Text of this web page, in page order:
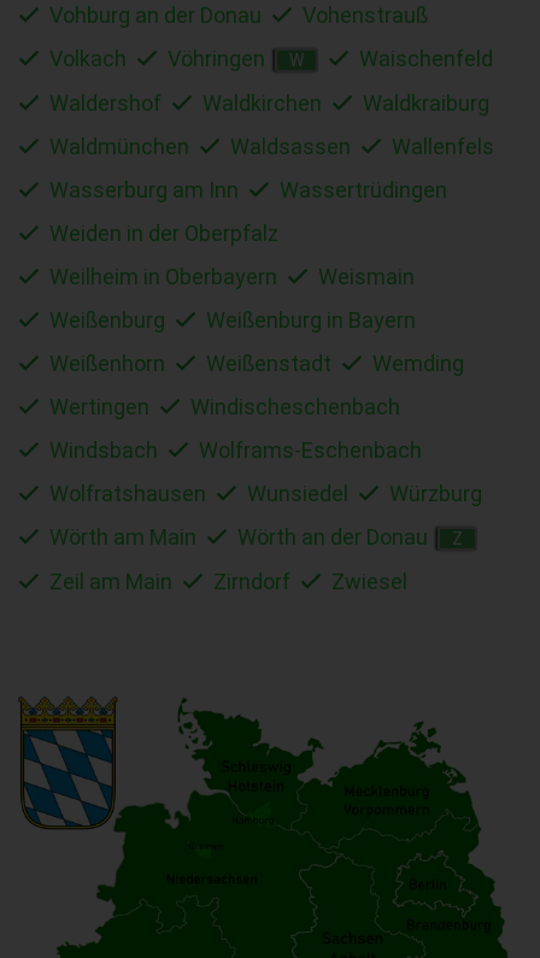
Vohburg an der Donau
Vohenstrauß
Volkach
Vöhringen W
Waischenfeld
Waldershof
Waldkirchen
Waldkraiburg
Waldmünchen
Waldsassen
Wallenfels
Wasserburg am Inn
Wassertrüdingen
Weiden in der Oberpfalz
Weilheim in Oberbayern
Weismain
Weißenburg
Weißenburg in Bayern
Weißenhorn
Weißenstadt
Wemding
Wertingen
Windischeschenbach
Windsbach
Wolframs-Eschenbach
Wolfratshausen
Wunsiedel
Würzburg
Wörth am Main
Wörth an der Donau Z
Zeil am Main Zirndorf Zwiesel